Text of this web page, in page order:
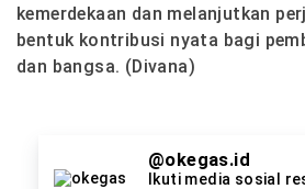
kemerdekaan dan melanjutkan
bentuk kontribusi nyata bagi
dan bangsa. (Divana)
@okegas.id
Ikuti media sosial